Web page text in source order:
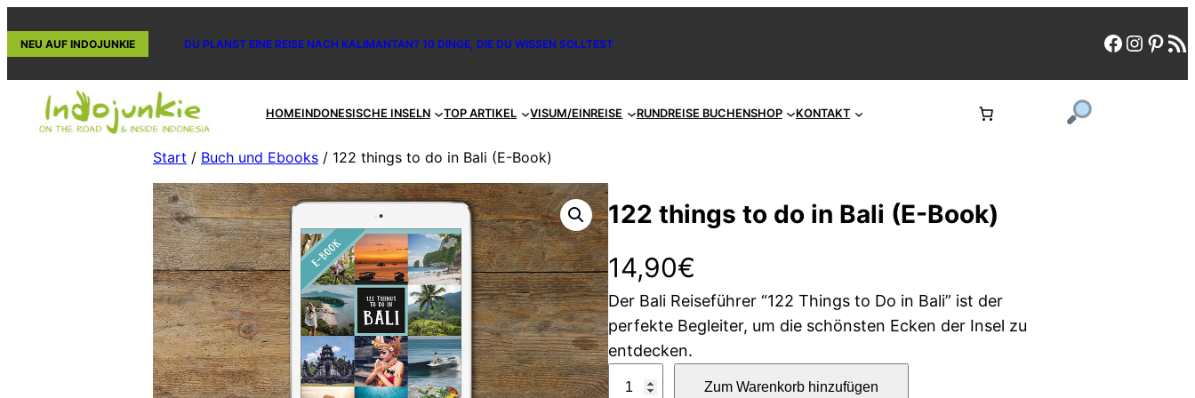
Inhalt
NEU AUF INDOJUNKIE DU PLANST EINE REISE NACH KALIMANTAN? 10 DINGE, DIE DU WISSEN SOLLTEST facebook
HOMEINDONESISCHE INSELN TOP ARTIKEL VISUM/EINREISE RUNDREISE BUCHENSHOP KONTAKT
Start / Buch und Ebooks / 122 things to do in Bali (E-Book)
122 things to do in Bali (E-Book)
14,90€
Der Bali Reiseführer “122 Things to Do in Bali” ist der
perfekte Begleiter, um die schönsten Ecken der Insel zu
entdecken.
1
Zum Warenkorb hinzufügen